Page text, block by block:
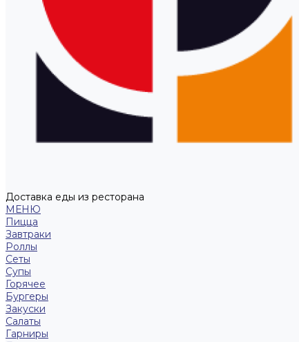
Доставка еды из ресторана
МЕНЮ
Пицца
Завтраки
Роллы
Сеты
Супы
Горячее
Бургеры
Закуски
Салаты
Гарниры